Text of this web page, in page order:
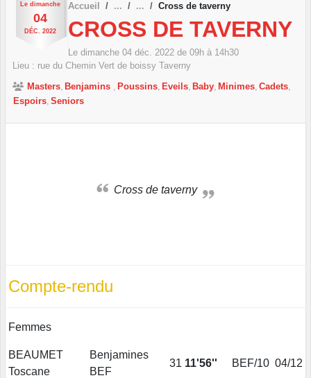
Le dimanche
04
DÉC. 2022
Accueil Cross de taverny
CROSS DE TAVERNY
Le dimanche 04 déc. 2022 de 09h à 14h30
Lieu : rue du Chemin Vert de boissy Taverny
Masters Benjamins Poussins Eveils Baby Minimes Cadets
Espoirs Seniors
Cross de taverny
Compte-rendu
Femmes
BEAUMET
Toscane
Benjamines
BEF
31 11'56'' BEF/10 04/12